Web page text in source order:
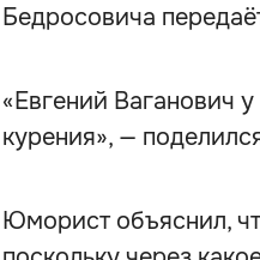
Бедросовича
«Евгений Ваганович
курения», —
Юморист объяснил,